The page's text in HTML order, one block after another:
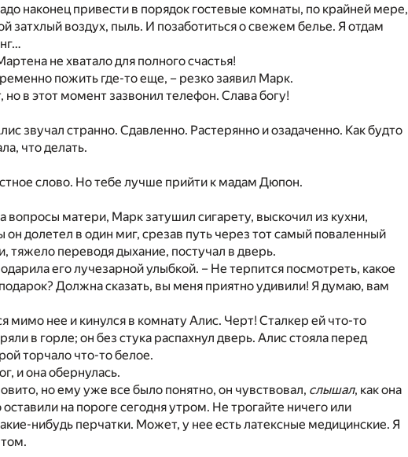
наконец привести в порядок гостевые комнаты, по крайней мере,
затхлый воздух, пыль. И позаботиться о свежем белье. Я отдам
не хватало для полного счастья!
пожить где-то еще, – резко заявил Марк.
в этот момент зазвонил телефон. Слава богу!
звучал странно. Сдавленно. Растерянно и озадаченно. Как будто
что делать.
слово. Но тебе лучше прийти к мадам Дюпон.
вопросы матери, Марк затушил сигарету, выскочил из кухни,
он долетел в один миг, срезав путь через тот самый поваленный
тяжело переводя дыхание, постучал в дверь.
его лучезарной улыбкой. – Не терпится посмотреть, какое
Должна сказать, вы меня приятно удивили! Я думаю, вам
мимо нее и кинулся в комнату Алис. Черт! Сталкер ей что-то
в горле; он без стука распахнул дверь. Алис стояла перед
торчало что-то белое.
и она обернулась.
но ему уже все было понятно, он чувствовал, слышал, как она
на пороге сегодня утром. Не трогайте ничего или
нибудь перчатки. Может, у нее есть латексные медицинские. Я